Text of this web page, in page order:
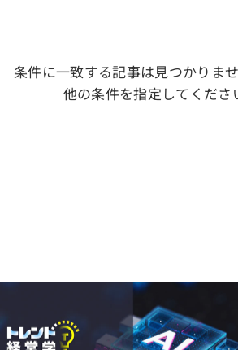
条件に一致する記事は見つかりませ
他の条件を指定してくださ